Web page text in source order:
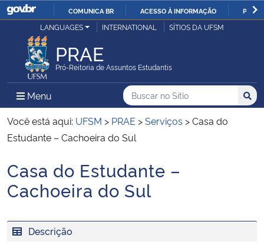
IR
COMUNICA BR ACESSO À INFORMAÇÃO
Ministério da Justiça e Segurança Pública
Ministério da Defesa
Ministério das Relações Exteriores
Ministério da Infraestrutura
LANGUAGES INTERNATIONAL SÍTIOS DA UFSM
PRAE
Pró-Reitoria de Assuntos Estudantis
Menu Menu Principal do Sítio
Busca
Buscar no no Sítio
Busca:
Você está aqui: UFSM > PRAE >Serviços >Casa do
Estudante – Cachoeira do Sul
Início do conteúdo
Casa do Estudante –
Cachoeira do Sul
Descrição